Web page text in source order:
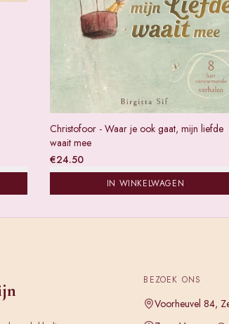
Christofoor - Waar je ook gaat, mijn liefde
waait mee
€24.50
IN WINKELWAGEN
BEZOEK ONS
Voorheuvel 84,